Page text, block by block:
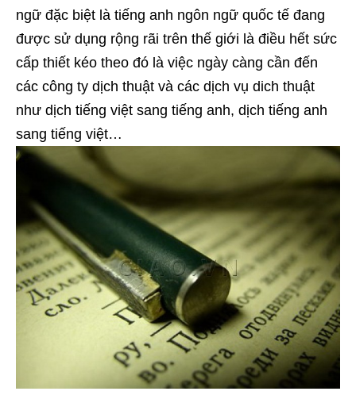
ngữ đặc biệt là tiếng anh ngôn ngữ quốc tế đang
được sử dụng rộng rãi trên thế giới là điều hết sức
cấp thiết kéo theo đó là việc ngày càng cần đến
các công ty dịch thuật và các dịch vụ dich thuật
như dịch tiếng việt sang tiếng anh, dịch tiếng anh
sang tiếng việt…